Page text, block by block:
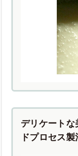
デリケート
ドプロセス製